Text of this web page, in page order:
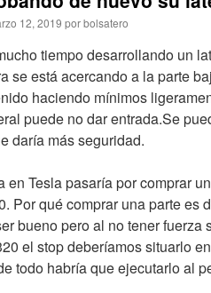
12, 2019 porbolsatero
tiempo desarrollando un
se está acercando a la parte
haciendo mínimos
puede no dar entrada.Se
daría más seguridad.
en Tesla pasaría por comprar
Por qué comprar una parte es
bueno pero al no tener
el stop deberíamos situarlo
todo habría que ejecutarlo al